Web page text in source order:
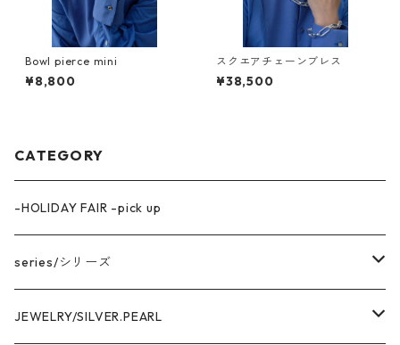
Bowl pierce mini
¥8,800
スクエアチェーンブレス
¥38,500
CATEGORY
-HOLIDAY FAIR -pick up
series/シリーズ
中空構造デザイン
JEWELRY/SILVER.PEARL